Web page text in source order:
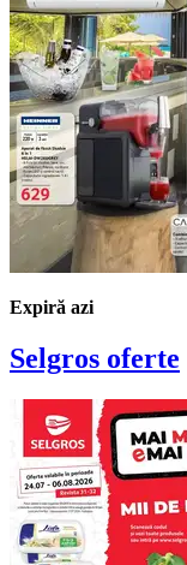
Expiră azi
Selgros oferte